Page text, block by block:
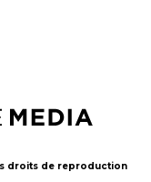
droits de reproduction